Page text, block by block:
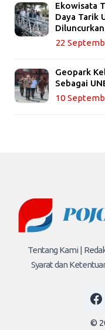
Ekowisata
Daya Tarik
Diluncurkan
22
Geopark
Sebagai
10
Tentang Kami |
Syarat dan
©